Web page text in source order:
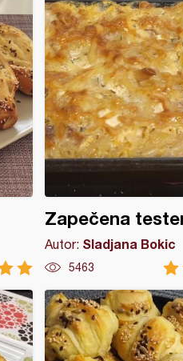
Zapečena
Autor: Sladjana Bokic
5463